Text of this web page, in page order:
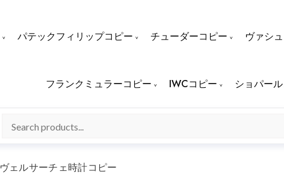
パテックフィリップコピー チューダーコピー ヴァシ
フランクミュラーコピー IWCコピー ショパー
ヴェルサーチェ時計コピー